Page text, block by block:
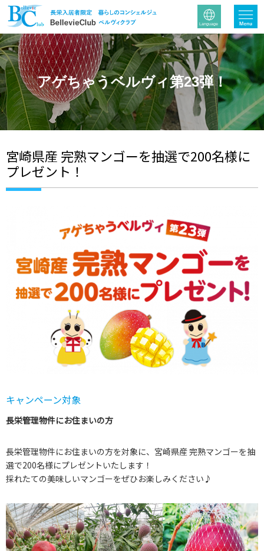
アゲちゃうベルヴィ第23弾！
宮崎県産 完熟マンゴーを抽選で200名様に
プレゼント！
キャンペーン対象
長栄管理物件にお住まいの方
長栄管理物件にお住まいの方を対象に、宮崎県産 完熟マンゴーを抽
選で200名様にプレゼントいたします！
採れたての美味しいマンゴーをぜひお楽しみください♪